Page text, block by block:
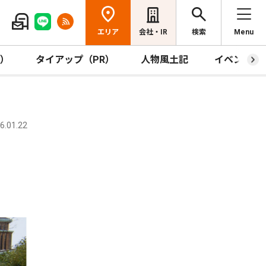
エリア 会社・IR 検索 Menu
タイアップ（PR） 人物風土記 イベント